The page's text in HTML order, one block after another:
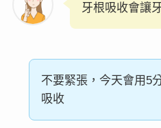
牙根吸收會讓
不要緊張，今天會用5
吸收